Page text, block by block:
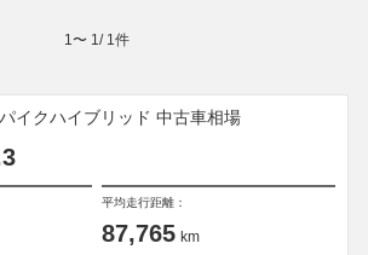
1 〜 1 / 1 件
イクハイブリッド 中古車相場
平均走行距離：
87,765 km